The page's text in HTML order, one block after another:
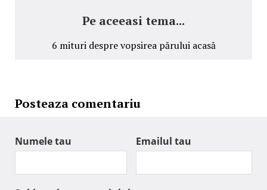
Pe aceeasi tema...
6 mituri despre vopsirea părului acasă
Posteaza comentariu
Numele tau Emailul tau